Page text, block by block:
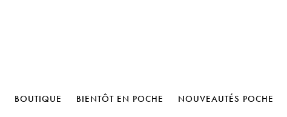
BOUTIQUE BIENTÔT EN POCHE NOUVEAUTÉS POCHE